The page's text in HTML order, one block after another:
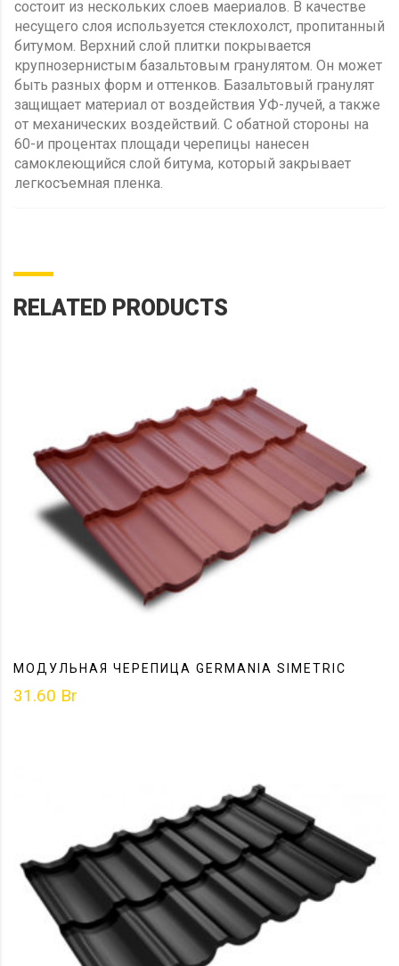
состоит из нескольких слоев маериалов. В качестве
несущего слоя используется стеклохолст, пропитанный
битумом. Верхний слой плитки покрывается
крупнозернистым базальтовым гранулятом. Он может
быть разных форм и оттенков. Базальтовый гранулят
защищает материал от воздействия УФ-лучей, а также
от механических воздействий. С обатной стороны на
60-и процентах площади черепицы нанесен
самоклеющийся слой битума, который закрывает
легкосъемная пленка.
RELATED PRODUCTS
МОДУЛЬНАЯ ЧЕРЕПИЦА GERMANIA SIMETRIC
31.60 Br